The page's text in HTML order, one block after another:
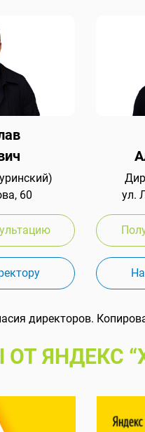
60
ул.
директоров.
ЯНДЕКС